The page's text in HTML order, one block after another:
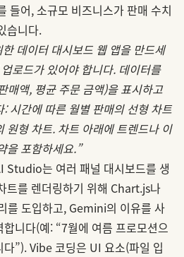
들어, 소규모 비즈니스가 판매 수치
습니다.
데이터 대시보드 웹 앱을 만드세
로드가 있어야 합니다. 데이터를
매액, 평균 주문 금액)을 표시하고
시간에 따른 월별 판매의 선형 차트
원형 차트. 차트 아래에 트렌드나 이
을 포함하세요.”
Studio는 여러 패널 대시보드를 생
트를 렌더링하기 위해 Chart.js나
를 도입하고, Gemini의 이유를 사
니다(예: “7월에 여름 프로모션으
”). Vibe 코딩은 UI 요소(파일 입